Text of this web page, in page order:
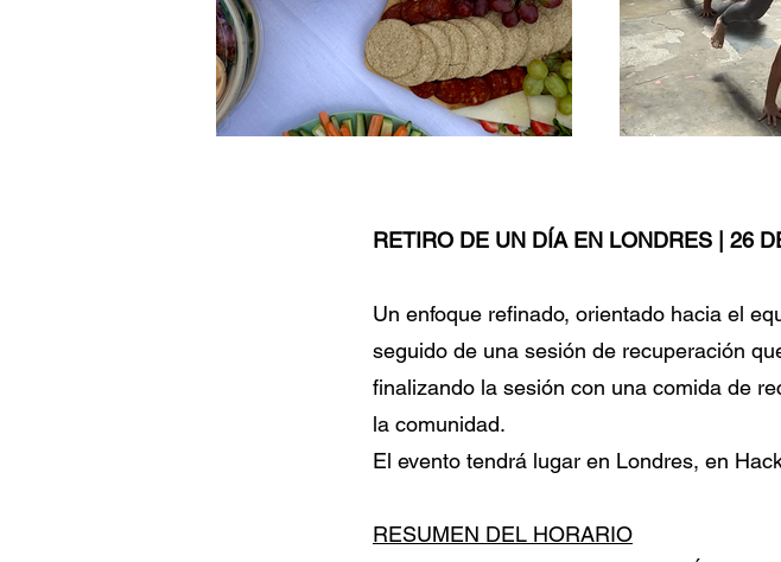
RETIRO DE UN DÍA EN LONDRES | 26
Un enfoque refinado, orientado hacia el
seguido de una sesión de recuperación
finalizando la sesión con una comida de
la comunidad.
El evento tendrá lugar en Londres, en
RESUMEN DEL HORARIO